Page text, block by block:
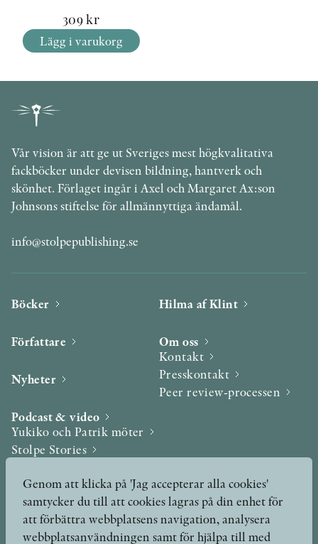
309kr
Lägg i varukorg
Vår vision är att ge ut Sveriges mest högkvalitativa
fackböcker under devisen bildning, hantverk och
skönhet. Förlaget ingår i Axel och Margaret Ax:son
Johnsons stiftelse för allmännyttiga ändamål.
info@stolpepublishing.se
Böcker
Författare
Nyheter
Podcast & video
Yukiko och Patrik möter
Stolpe Stories
Utmärkelser & Format
Utmärkelser
Övriga format
Hilma af Klint
Om oss
Kontakt
Presskontakt
Peer review-processen
Genom att klicka på 'Jag accepterar alla cookies'
samtycker du till att cookies lagras på din enhet för
att förbättra webbplatsens navigation, analysera
webbplatsanvändningen samt för hjälpa till med